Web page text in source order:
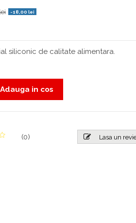
-18,00 lei
siliconic de calitate alimentara.
Adauga in cos
(0) Lasa un